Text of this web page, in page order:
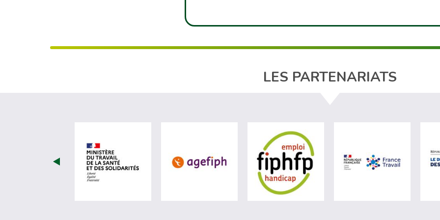
LES PARTENARIATS
visiter les site de Ministère du travail (nouvelle fenêtre)
visiter les site de Agefiph (nouvelle fenêtre)visiter les site de Fiphfp (nouvellevisiter les